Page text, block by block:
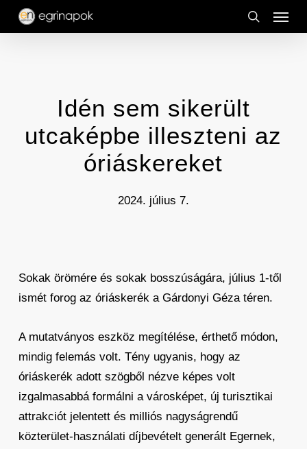
Skip
search
Menu
Idén sem sikerült
utcaképbe illeszteni az
óriáskereket
2024. július 7.
Sokak örömére és sokak bosszúságára, július 1-től
ismét forog az óriáskerék a Gárdonyi Géza téren.
A mutatványos eszköz megítélése, érthető módon,
mindig felemás volt. Tény ugyanis, hogy az
óriáskerék adott szögből nézve képes volt
izgalmasabbá formálni a városképet, új turisztikai
attrakciót jelentett és milliós nagyságrendű
közterület-használati díjbevételt generált Egernek,